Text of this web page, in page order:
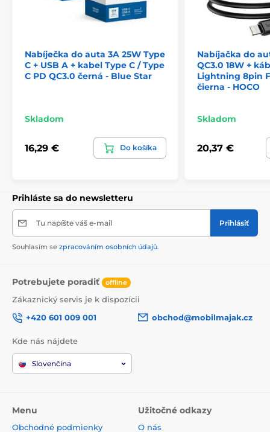
Nabíječka do auta 3A 25W Type
C + USB A + kabel Type C / Type
C PD QC3.0 černá - Blue Star
Skladom
16,29 € Do košíka
Nabíjačka do
QC3.0 18W +
Lightning 8pin
čierna - HOCO
Skladom
20,37 €
Prihláste sa do newsletteru
Tu napíšte váš e-mail Prihlásiť
Souhlasím se zpracováním osobních údajů.
Potrebujete poradiť offline
Zákaznický servis je k dispozícii
+420 601 009 001
obchod@mobilmajak.cz
Kde nás nájdete
Slovenčina
Menu
Obchodné podmienky
Užitočné odkazy
O nás